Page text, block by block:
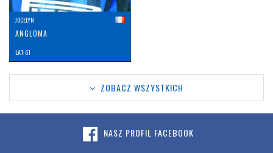
JOCELYN
ANGLOMA
LAT: 61
ZOBACZ WSZYSTKICH
NASZ PROFIL FACEBOOK